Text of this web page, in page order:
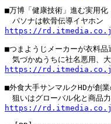
■万博「健康技術」進む実用化
https://
■つまようじメーカーが衣料品
https://
■外食大手サンマルクHDが創
https://